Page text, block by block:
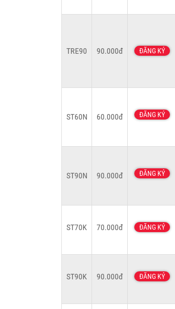
TRE90 90.000đ ĐĂNG KÝ
ST60N 60.000đ ĐĂNG KÝ
ST90N 90.000đ ĐĂNG KÝ
ST70K 70.000đ ĐĂNG KÝ
ST90K 90.000đ ĐĂNG KÝ